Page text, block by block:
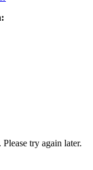
try again later.